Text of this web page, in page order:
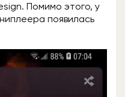
Помимо этого, у
появилась